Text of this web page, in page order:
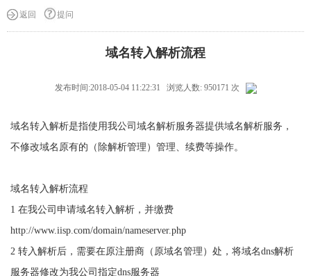
返回 提问
域名转入解析流程
发布时间:2018-05-04 11:22:31 浏览人数: 950171 次
域名转入解析是指使用我公司域名解析服务器提供域名解析服务，
不修改域名原有的（除解析管理）管理、续费等操作。
域名转入解析流程
1 在我公司申请域名转入解析，并缴费
http://www.iisp.com/domain/nameserver.php
2 转入解析后，需要在原注册商（原域名管理）处， 将域名dns解析
服务器修改为我公司指定dns服务器